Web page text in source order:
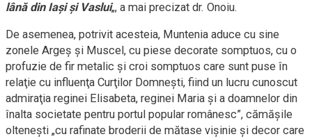
lână din Iaşi şi Vaslui„, a mai precizat dr. Onoiu.
De asemenea, potrivit acesteia, Muntenia aduce cu sine
zonele Argeş şi Muscel, cu piese decorate somptuos, cu o
profuzie de fir metalic şi croi somptuos care sunt puse în
relaţie cu influenţa Curţilor Domneşti, fiind un lucru cunoscut
admiraţia reginei Elisabeta, reginei Maria şi a doamnelor din
înalta societate pentru portul popular românesc”, cămăşile
olteneşti „cu rafinate broderii de mătase vişinie şi decor care